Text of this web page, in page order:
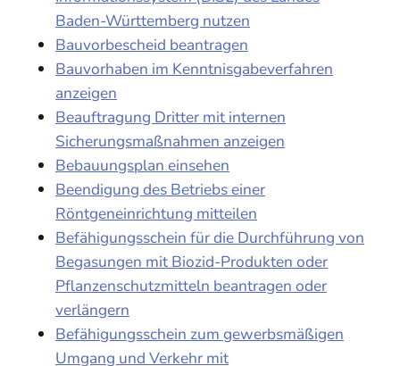
Baden-Württemberg nutzen
Bauvorbescheid beantragen
Bauvorhaben im Kenntnisgabeverfahren
anzeigen
Beauftragung Dritter mit internen
Sicherungsmaßnahmen anzeigen
Bebauungsplan einsehen
Beendigung des Betriebs einer
Röntgeneinrichtung mitteilen
Befähigungsschein für die Durchführung von
Begasungen mit Biozid-Produkten oder
Pflanzenschutzmitteln beantragen oder
verlängern
Befähigungsschein zum gewerbsmäßigen
Umgang und Verkehr mit